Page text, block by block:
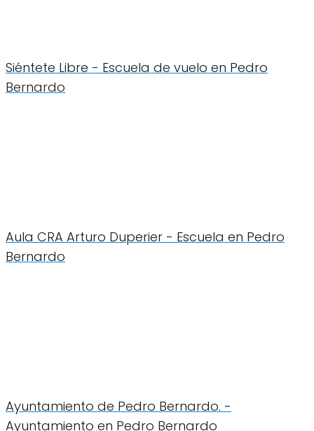
Siéntete Libre - Escuela de vuelo en Pedro
Bernardo
Aula CRA Arturo Duperier - Escuela en Pedro
Bernardo
Ayuntamiento de Pedro Bernardo. -
Ayuntamiento en Pedro Bernardo